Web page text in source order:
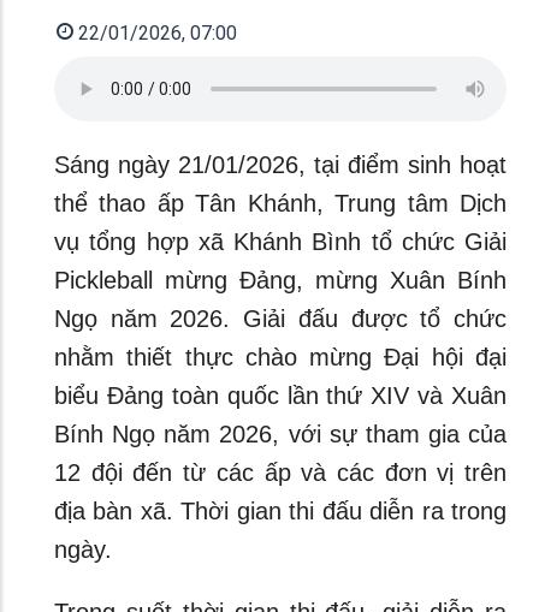
22/01/2026, 07:00
Sáng ngày 21/01/2026, tại điểm sinh hoạt
thể thao ấp Tân Khánh, Trung tâm Dịch
vụ tổng hợp xã Khánh Bình tổ chức Giải
Pickleball mừng Đảng, mừng Xuân Bính
Ngọ năm 2026. Giải đấu được tổ chức
nhằm thiết thực chào mừng Đại hội đại
biểu Đảng toàn quốc lần thứ XIV và Xuân
Bính Ngọ năm 2026, với sự tham gia của
12 đội đến từ các ấp và các đơn vị trên
địa bàn xã. Thời gian thi đấu diễn ra trong
ngày.